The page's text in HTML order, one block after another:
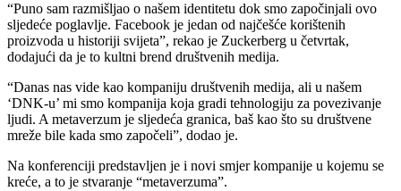
“Puno sam razmišljao o našem identitetu dok smo započinjali ovo
sljedeće poglavlje. Facebook je jedan od najčešće korištenih
proizvoda u historiji svijeta”, rekao je Zuckerberg u četvrtak,
dodajući da je to kultni brend društvenih medija.
“Danas nas vide kao kompaniju društvenih medija, ali u našem
‘DNK-u’ mi smo kompanija koja gradi tehnologiju za povezivanje
ljudi. A metaverzum je sljedeća granica, baš kao što su društvene
mreže bile kada smo započeli”, dodao je.
Na konferenciji predstavljen je i novi smjer kompanije u kojemu se
kreće, a to je stvaranje “metaverzuma”.